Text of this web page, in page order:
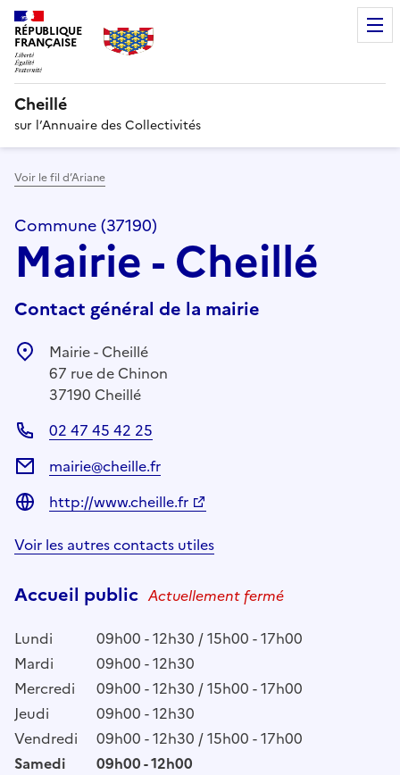
RÉPUBLIQUE
FRANÇAISE
Cheillé
sur l’Annuaire des Collectivités
Voir le fil d’Ariane
Commune (37190)
Mairie - Cheillé
Contact général de la mairie
Mairie - Cheillé
67 rue de Chinon
37190 Cheillé
02 47 45 42 25
mairie@cheille.fr
http://www.cheille.fr
Voir les autres contacts utiles
Accueil public Actuellement fermé
Lundi
09h00 - 12h30 / 15h00 - 17h00
Mardi
09h00 - 12h30
Mercredi
09h00 - 12h30 / 15h00 - 17h00
Jeudi
09h00 - 12h30
Vendredi
09h00 - 12h30 / 15h00 - 17h00
Samedi
09h00 - 12h00